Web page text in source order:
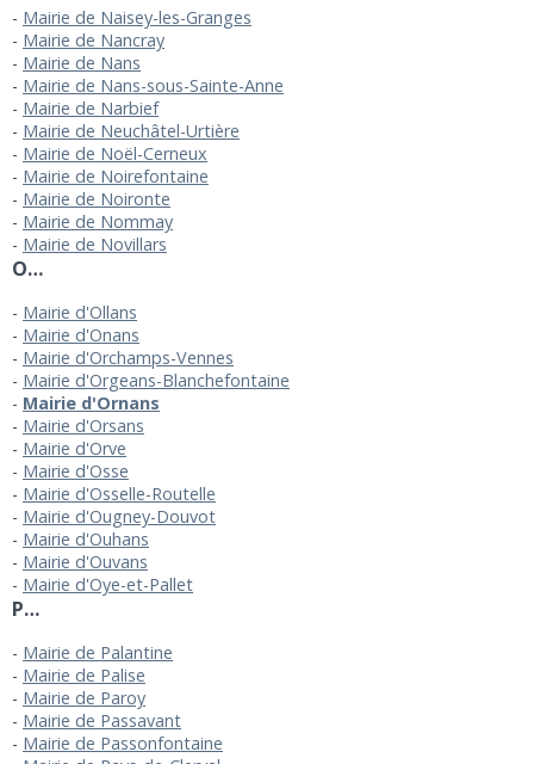
Mairie de Naisey-les-Granges
Mairie de Nancray
Mairie de Nans
Mairie de Nans-sous-Sainte-Anne
Mairie de Narbief
Mairie de Neuchâtel-Urtière
Mairie de Noël-Cerneux
Mairie de Noirefontaine
Mairie de Noironte
Mairie de Nommay
Mairie de Novillars
O…
Mairie d'Ollans
Mairie d'Onans
Mairie d'Orchamps-Vennes
Mairie d'Orgeans-Blanchefontaine
Mairie d'Ornans
Mairie d'Orsans
Mairie d'Orve
Mairie d'Osse
Mairie d'Osselle-Routelle
Mairie d'Ougney-Douvot
Mairie d'Ouhans
Mairie d'Ouvans
Mairie d'Oye-et-Pallet
P…
Mairie de Palantine
Mairie de Palise
Mairie de Paroy
Mairie de Passavant
Mairie de Passonfontaine